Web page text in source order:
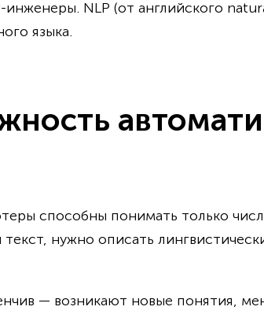
NLP (от английского
языка.
способны понимать только
текст, нужно описать
— возникают новые понятия,